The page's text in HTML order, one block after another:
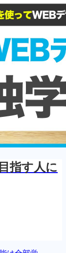
指す人に